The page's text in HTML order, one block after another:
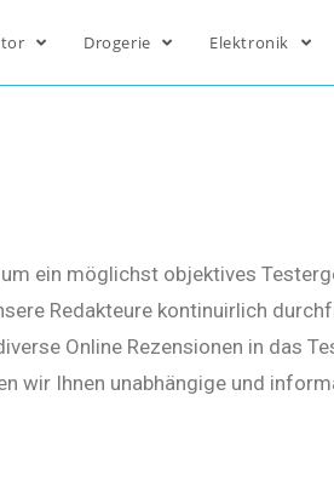
Drogerie Elektronik
ein möglichst objektives
Redakteure kontinuirlich
Online Rezensionen in das
wir Ihnen unabhängige und